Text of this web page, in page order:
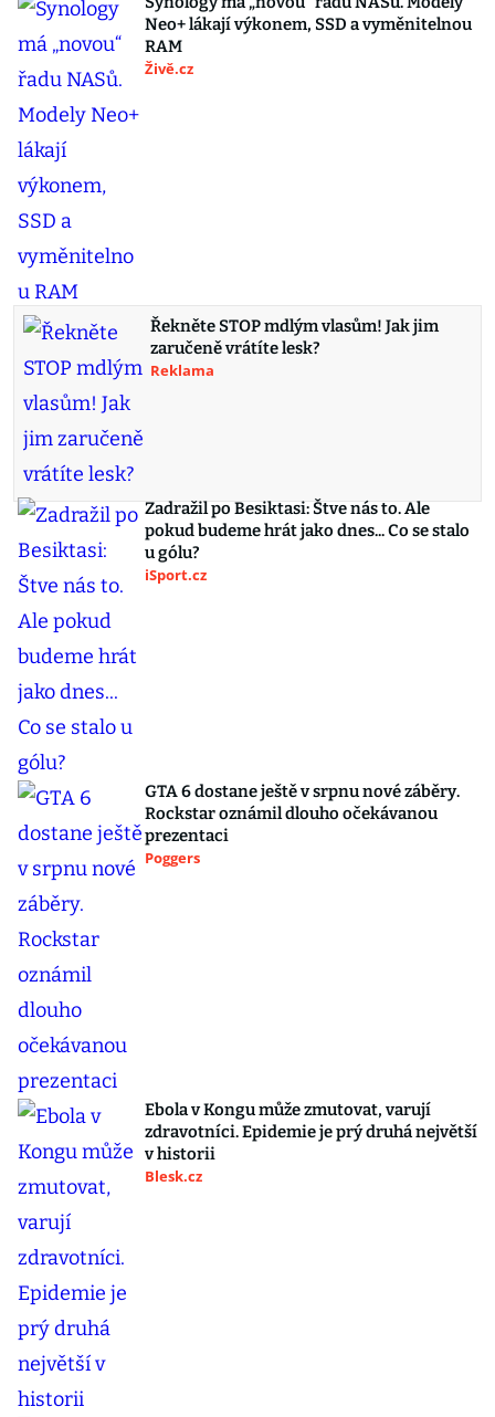
Neo+ lákají výkonem, SSD a vyměnitelnou
RAM
Živě.cz
Řekněte STOP mdlým vlasům! Jak jim
zaručeně vrátíte lesk?
Reklama
Zadražil po Besiktasi: Štve nás to. Ale
pokud budeme hrát jako dnes... Co se stalo
u gólu?
iSport.cz
GTA 6 dostane ještě v srpnu nové záběry.
Rockstar oznámil dlouho očekávanou
prezentaci
Poggers
Ebola v Kongu může zmutovat, varují
zdravotníci. Epidemie je prý druhá největší
v historii
Blesk.cz